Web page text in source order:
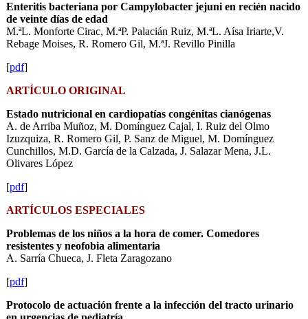
Enteritis bacteriana por Campylobacter jejuni en recién nacido
de veinte días de edad
M.ªL. Monforte Cirac, M.ªP. Palacián Ruiz, M.ªL. Aísa Iriarte,V.
Rebage Moises, R. Romero Gil, M.ªJ. Revillo Pinilla
[pdf]
ARTÍCULO ORIGINAL
Estado nutricional en cardiopatías congénitas cianógenas
A. de Arriba Muñoz, M. Domínguez Cajal, I. Ruiz del Olmo
Izuzquiza, R. Romero Gil, P. Sanz de Miguel, M. Domínguez
Cunchillos, M.D. García de la Calzada, J. Salazar Mena, J.L.
Olivares López
[pdf]
ARTÍCULOS ESPECIALES
Problemas de los niños a la hora de comer. Comedores
resistentes y neofobia alimentaria
A. Sarría Chueca, J. Fleta Zaragozano
[pdf]
Protocolo de actuación frente a la infección del tracto urinario